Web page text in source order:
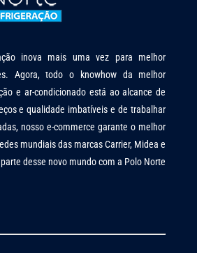
inova mais uma vez para melhor
Agora, todo o knowhow da melhor
e ar-condicionado está ao alcance de
e qualidade imbatíveis e de trabalhar
nosso e-commerce garante o melhor
mundiais das marcas Carrier, Midea e
desse novo mundo com a Polo Norte